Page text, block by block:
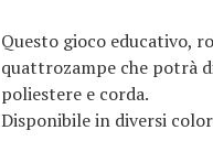
Questo gioco educativo,
quattrozampe che potrà
poliestere e corda.
Disponibile in diversi